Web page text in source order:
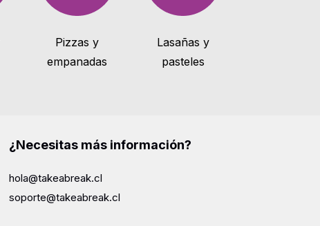
Pizzas y
empanadas
Lasañas y
pasteles
¿Necesitas más información?
hola@takeabreak.cl
soporte@takeabreak.cl